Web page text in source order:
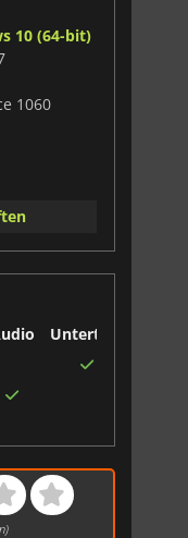
und in
dazu ein,
mit denen
nicht
eine Welt,
Outer Wilds
lieben,
die
10 (64-bit)
1060
Untertitel